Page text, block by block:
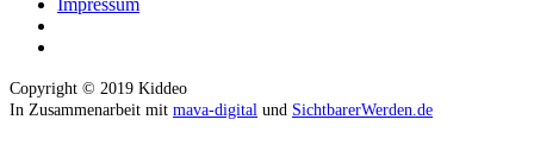
Copyright © 2019 Kiddeo
In Zusammenarbeit mit mava-digital und SichtbarerWerden.de